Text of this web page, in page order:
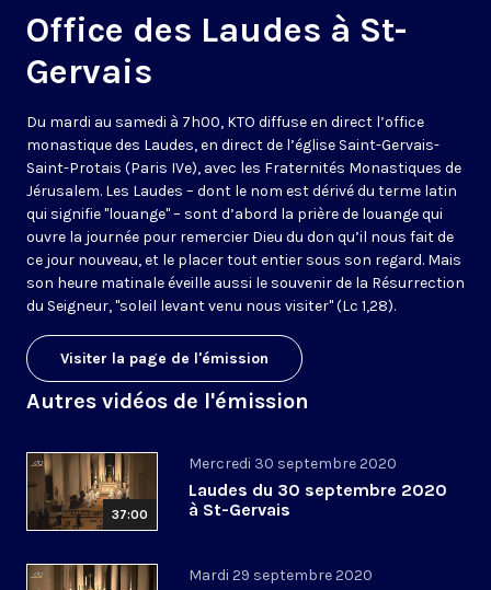
Office des Laudes à St-
Gervais
Du mardi au samedi à 7h00, KTO diffuse en direct l’office
monastique des Laudes, en direct de l’église Saint-Gervais-
Saint-Protais (Paris IVe), avec les Fraternités Monastiques de
Jérusalem. Les Laudes – dont le nom est dérivé du terme latin
qui signifie "louange" – sont d’abord la prière de louange qui
ouvre la journée pour remercier Dieu du don qu’il nous fait de
ce jour nouveau, et le placer tout entier sous son regard. Mais
son heure matinale éveille aussi le souvenir de la Résurrection
du Seigneur, "soleil levant venu nous visiter" (Lc 1,28).
Visiter la page de l'émission
Autres vidéos de l'émission
37:00
Mercredi 30 septembre 2020
Laudes du 30 septembre 2020
à St-Gervais
Mardi 29 septembre 2020